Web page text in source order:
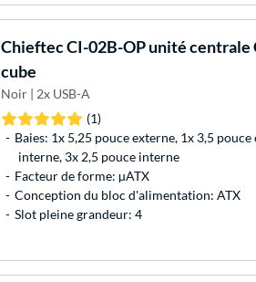
ChieftecCI-02B-OP unité centrale
cube
Noir | 2x USB-A
(1)
Baies: 1x 5,25 pouce externe, 1x 3,5
interne, 3x 2,5 pouce interne
Facteur de forme: µATX
Conception du bloc d'alimentation: ATX
Slot pleine grandeur: 4